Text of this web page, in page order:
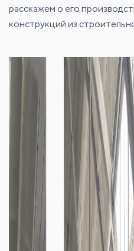
расскажем о его
конструкций из